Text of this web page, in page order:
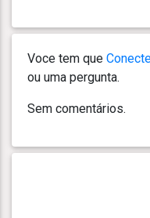
Voce tem que
ou uma pergunta.
Sem comentários.